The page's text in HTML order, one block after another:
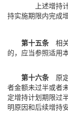
上述增持
持实施期限内完成
第十五条 相
的，应当参照适用
第十六条 原
者金额未过半或者
定增持计划期限过
明原因和后续增持